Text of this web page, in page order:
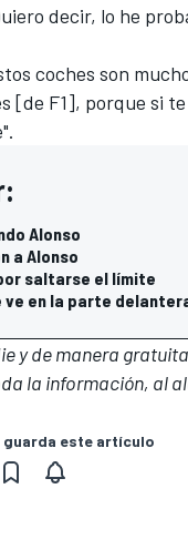
decir, lo he
coches son
[de F1], porque si
Alonso
a Alonso
saltarse el límite
ve en la parte
y de manera
la información, al
guarda este artículo